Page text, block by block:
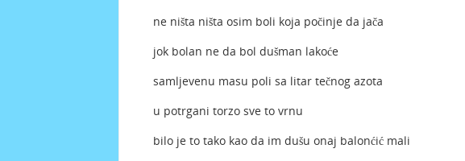
ne ništa ništa osim boli koja počinje da jača
jok bolan ne da bol dušman lakoće
samljevenu masu poli sa litar tečnog azota
u potrgani torzo sve to vrnu
bilo je to tako kao da im dušu onaj balonćić mali